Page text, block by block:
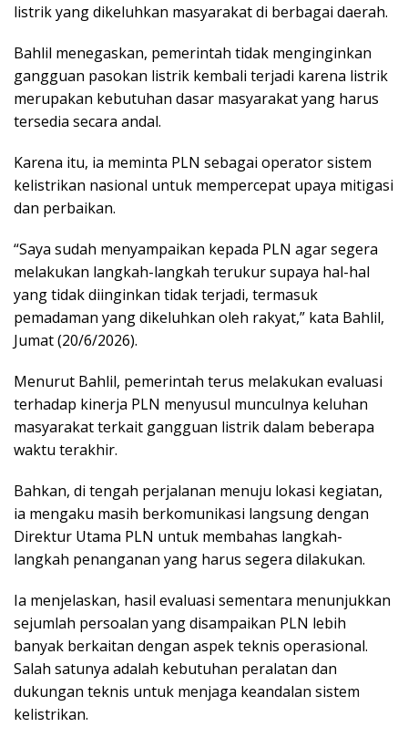
listrik yang dikeluhkan masyarakat di berbagai daerah.
Bahlil menegaskan, pemerintah tidak menginginkan
gangguan pasokan listrik kembali terjadi karena listrik
merupakan kebutuhan dasar masyarakat yang harus
tersedia secara andal.
Karena itu, ia meminta PLN sebagai operator sistem
kelistrikan nasional untuk mempercepat upaya mitigasi
dan perbaikan.
“Saya sudah menyampaikan kepada PLN agar segera
melakukan langkah-langkah terukur supaya hal-hal
yang tidak diinginkan tidak terjadi, termasuk
pemadaman yang dikeluhkan oleh rakyat,” kata Bahlil,
Jumat (20/6/2026).
Menurut Bahlil, pemerintah terus melakukan evaluasi
terhadap kinerja PLN menyusul munculnya keluhan
masyarakat terkait gangguan listrik dalam beberapa
waktu terakhir.
Bahkan, di tengah perjalanan menuju lokasi kegiatan,
ia mengaku masih berkomunikasi langsung dengan
Direktur Utama PLN untuk membahas langkah-
langkah penanganan yang harus segera dilakukan.
Ia menjelaskan, hasil evaluasi sementara menunjukkan
sejumlah persoalan yang disampaikan PLN lebih
banyak berkaitan dengan aspek teknis operasional.
Salah satunya adalah kebutuhan peralatan dan
dukungan teknis untuk menjaga keandalan sistem
kelistrikan.